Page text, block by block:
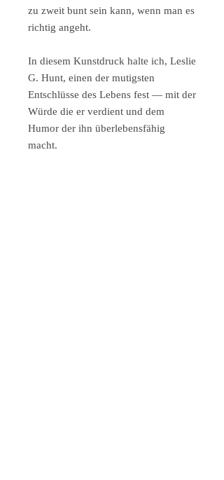
zu zweit bunt sein kann, wenn man es
richtig angeht.
In diesem Kunstdruck halte ich, Leslie
G. Hunt, einen der mutigsten
Entschlüsse des Lebens fest — mit der
Würde die er verdient und dem
Humor der ihn überlebensfähig
macht.